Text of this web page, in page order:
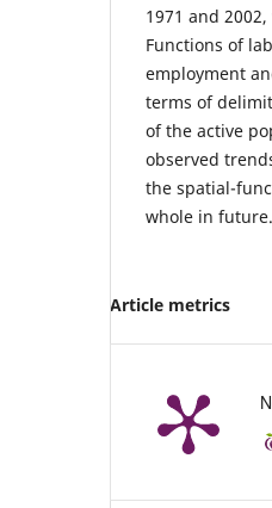
1971 and
Functions of
employment
terms of
of the active
observed
the spatial-
whole in future.
Article metrics